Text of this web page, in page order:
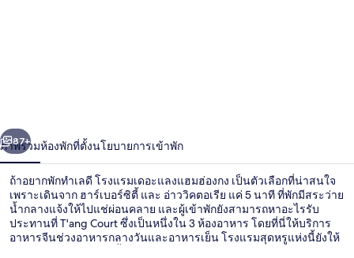
ฮ่องกง
า
ถัดไป
87+
ภาพรวมห้องพักที่ตั้งนโยบายการเข้าพัก
ถ้าอยากพักทำเลดี โรงแรมเดอะแลงแฮมฮ่องกง เป็นตัวเลือกที่น่าสนใจ
เพราะเดินจาก ฮาร์เบอร์ซิตี้ และ อ่าววิคตอเรีย แค่ 5 นาที ที่พักมีสระว่าย
น้ำกลางแจ้งให้ไปแช่ผ่อนคลาย และผู้เข้าพักยังสามารถหาอะไรรับ
ประทานที่ T'ang Court ซึ่งเป็นหนึ่งใน 3 ห้องอาหาร โดยที่นี่ให้บริการ
อาหารจีนช่วงอาหารกลางวันและอาหารเย็น โรงแรมสุดหรูแห่งนี้ยังให้